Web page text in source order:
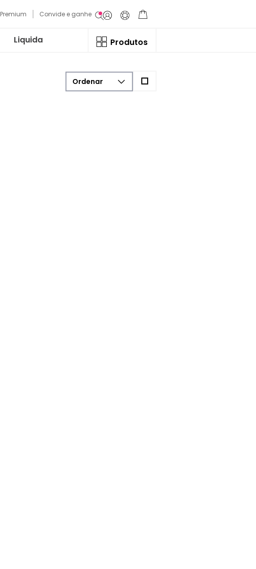
Premium Convide e ganhe
Liquida Produtos